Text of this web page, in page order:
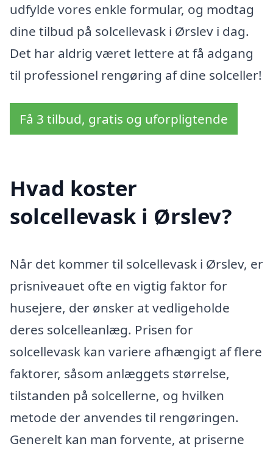
udfylde vores enkle formular, og modtag
dine tilbud på solcellevask i Ørslev i dag.
Det har aldrig været lettere at få adgang
til professionel rengøring af dine solceller!
Få 3 tilbud, gratis og uforpligtende
Hvad koster
solcellevask i Ørslev?
Når det kommer til solcellevask i Ørslev, er
prisniveauet ofte en vigtig faktor for
husejere, der ønsker at vedligeholde
deres solcelleanlæg. Prisen for
solcellevask kan variere afhængigt af flere
faktorer, såsom anlæggets størrelse,
tilstanden på solcellerne, og hvilken
metode der anvendes til rengøringen.
Generelt kan man forvente, at priserne